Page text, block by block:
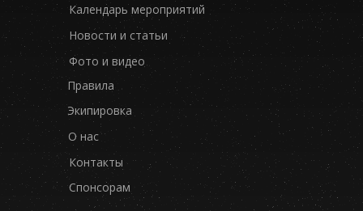
Новости и статьи
Фото и видео
О нас
Контакты
Календарь мероприятий
Спонсорам
Правила
Экипировка